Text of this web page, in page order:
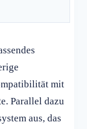
mit
Parallel dazu
aus, das